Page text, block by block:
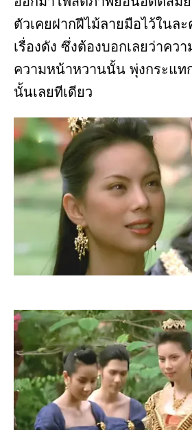
ตัวเคยฝากฝีไม้ลายมือไว้ในละ
เรื่องดัง ซึ่งต้องบอกเลยว่าคว
ความหน้าหวานนั้น พุ่งกระแท
นั้นเลยทีเดียว